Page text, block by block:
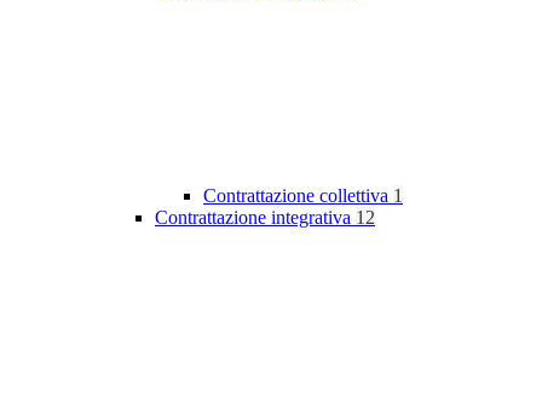
Contrattazione collettiva 1
Contrattazione integrativa 12